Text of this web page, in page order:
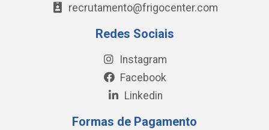
recrutamento@frigocenter.com
Redes Sociais
Instagram
Facebook
Linkedin
Formas de Pagamento